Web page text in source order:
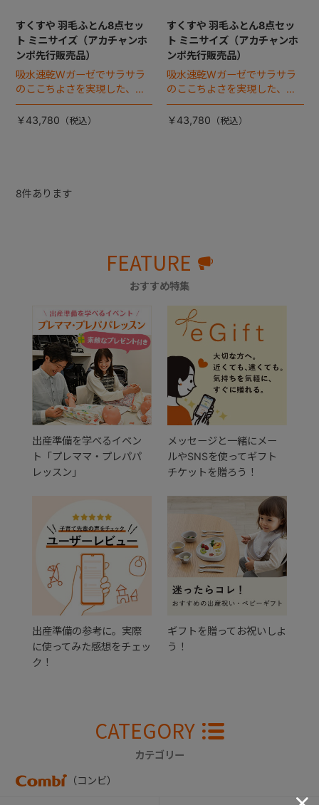
すくすや 羽毛ふとん8点セッ
ト ミニサイズ（アカチャンホ
ンポ先行販売品）
吸水速乾Wガーゼでサラサラ
のここちよさを実現した、日
本製ベビー布団セット。
￥43,780
すくすや 羽毛ふとん8点セッ
ト ミニサイズ（アカチャンホ
ンポ先行販売品）
吸水速乾Wガーゼでサラサラ
のここちよさを実現した、日
本製ベビー布団セット。
￥43,780
8件あります
FEATURE
おすすめ特集
出産準備を学べるイベン
ト「プレママ・プレパパ
レッスン」
メッセージと一緒にメー
ルやSNSを使ってギフト
チケットを贈ろう！
出産準備の参考に。実際
に使ってみた感想をチェッ
ク！
ギフトを贈ってお祝いしよ
う！
CATEGORY
カテゴリー
（コンビ）